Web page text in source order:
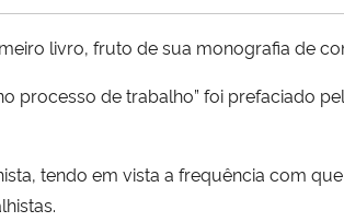
livro, fruto de sua monografia de
processo de trabalho” foi prefaciado
tendo em vista a frequência com